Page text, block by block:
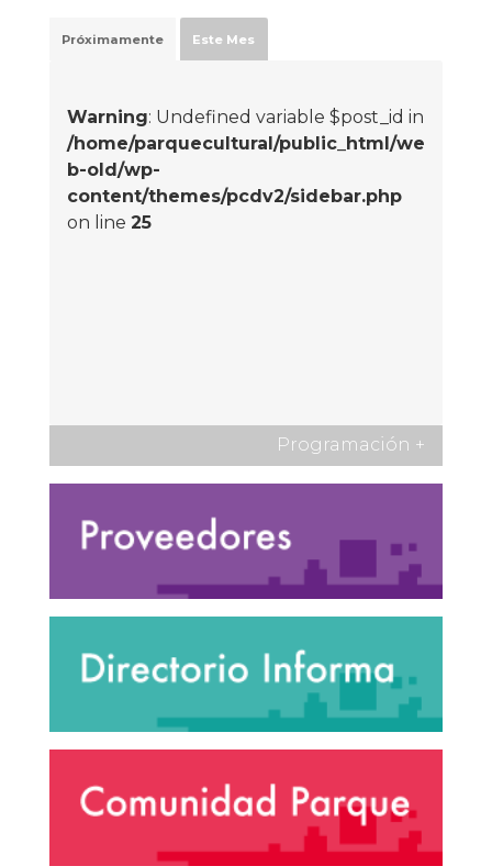
Próximamente Este Mes
Warning: Undefined variable $post_id in
/home/parquecultural/public_html/we
b-old/wp-
content/themes/pcdv2/sidebar.php
on line 25
Programación +